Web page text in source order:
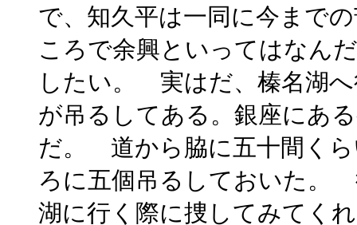
で、知久平は一同に今まで
ころで余興といってはなん
したい。 実はだ、榛名湖
が吊るしてある。銀座にあ
だ。 道から脇に五十間く
ろに五個吊るしておいた。
湖に行く際に捜してみてく